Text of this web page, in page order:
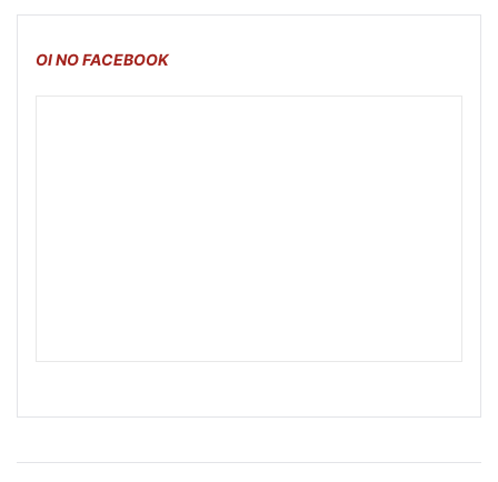
OI NO FACEBOOK